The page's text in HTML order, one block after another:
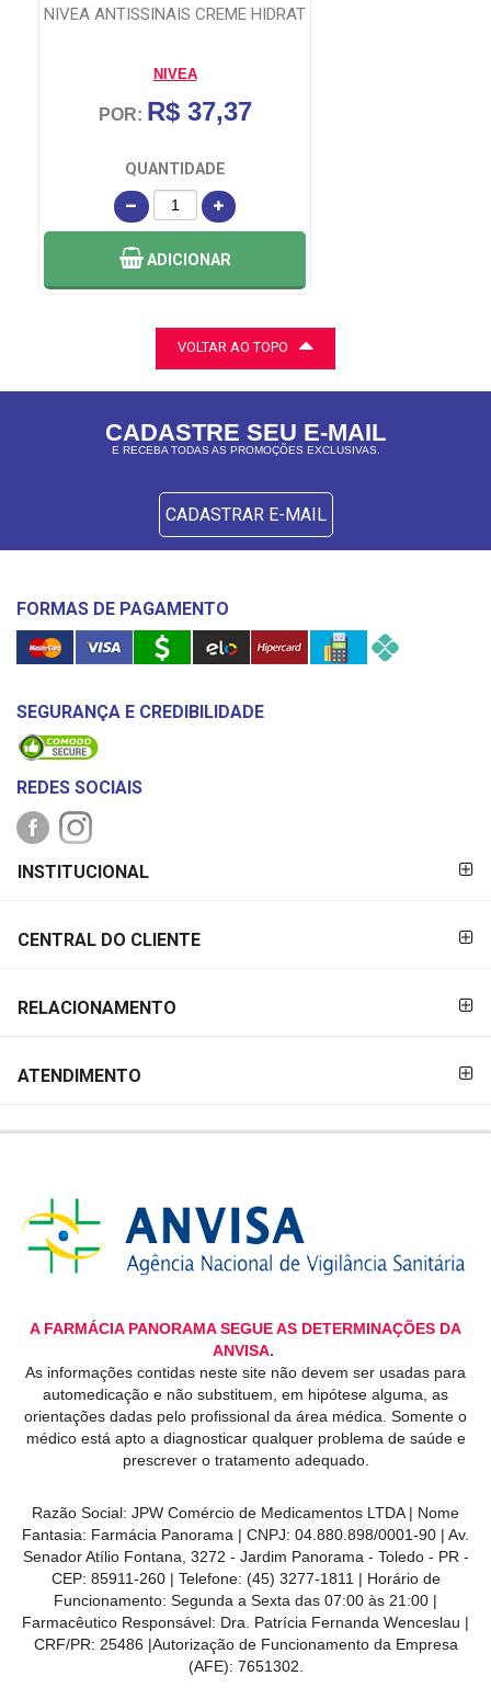
HIDRAT BIO EXTRATUS MAIS LISO
VOLTAR AO TOPO
CADASTRE SEU E-MAIL
E RECEBA TODAS AS PROMOÇÕES EXCLUSIVAS.
CADASTRAR E-MAIL
FORMAS DE PAGAMENTO
SEGURANÇA E CREDIBILIDADE
REDES SOCIAIS
PAGAMENTO
INSTITUCIONAL
CENTRAL DO CLIENTE
RELACIONAMENTO
ATENDIMENTO
A FARMÁCIA PANORAMA SEGUE AS DETERMINAÇÕES DA
ANVISA.
As informações contidas neste site não devem ser usadas para
automedicação e não substituem, em hipótese alguma, as
orientações dadas pelo profissional da área médica. Somente o
médico está apto a diagnosticar qualquer problema de saúde e
prescrever o tratamento adequado.
Razão Social: JPW Comércio de Medicamentos LTDA | Nome
Fantasia: Farmácia Panorama | CNPJ: 04.880.898/0001-90 | Av.
Senador Atílio Fontana, 3272 - Jardim Panorama - Toledo - PR -
CEP: 85911-260 | Telefone: (45) 3277-1811 | Horário de
Funcionamento: Segunda a Sexta das 07:00 às 21:00 |
Farmacêutico Responsável: Dra. Patrícia Fernanda Wenceslau |
CRF/PR: 25486 |Autorização de Funcionamento da Empresa
(AFE): 7651302.